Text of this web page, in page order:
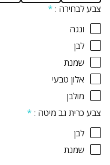
צבע לבחירה : *
ונגה
לבן
שמנת
אלון טבעי
מולבן
צבע כרית גב מיטה : *
לבן
שמנת